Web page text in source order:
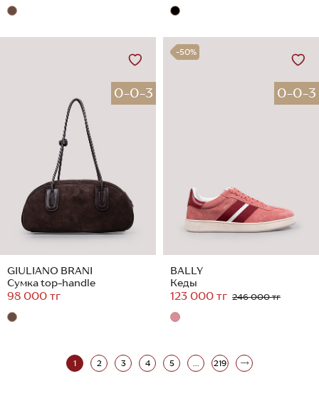
0-0-3
GIULIANO BRANI
Сумка top-handle
98 000 тг
-50%
0-0-3
BALLY
Кеды
123 000 тг 246 000 тг
1 2 3 4 5 ... 219